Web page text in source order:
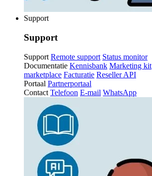
Support
Support
Support Remote support Status monitor
Documentatie Kennisbank Marketing kit
marketplace Facturatie Reseller API
Portaal Partnerportaal
Contact Telefoon E-mail WhatsApp